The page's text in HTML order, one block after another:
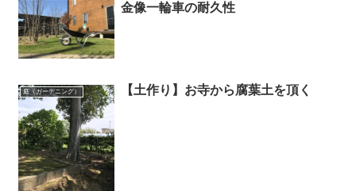
金像一輪車の耐久性
庭（ガーデニング） 【土作り】お寺から腐葉土を頂く